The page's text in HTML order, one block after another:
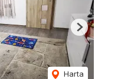
Harta
Next